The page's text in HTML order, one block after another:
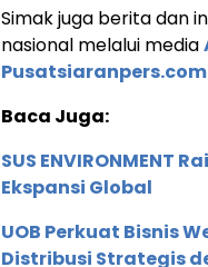
Simak juga berita dan
nasional melalui media
Pusatsiaranpers.com
Baca Juga:
SUS ENVIRONMENT
Ekspansi Global
UOB Perkuat Bisnis
Distribusi Strategis